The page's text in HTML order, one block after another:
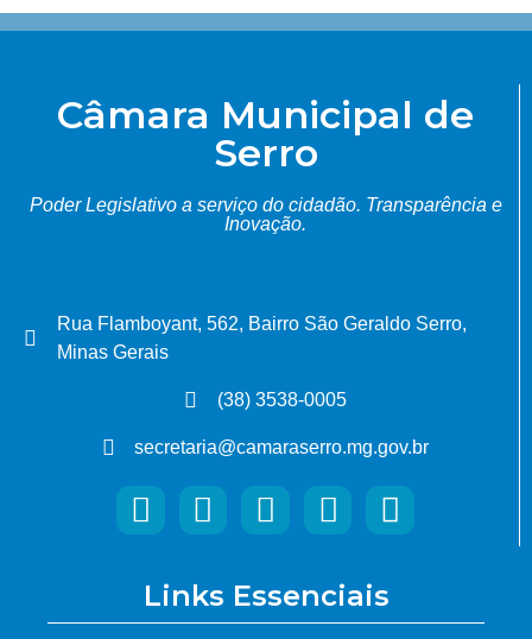
Câmara Municipal de
Serro
Poder Legislativo a serviço do cidadão. Transparência e
Inovação.
Rua Flamboyant, 562, Bairro São Geraldo Serro,
Minas Gerais
(38) 3538-0005
secretaria@camaraserro.mg.gov.br
Links Essenciais